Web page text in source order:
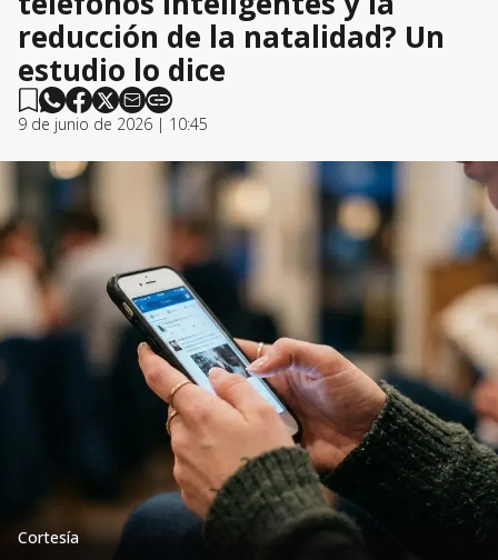
reducción de la natalidad? Un
estudio lo dice
9 de junio de 2026 | 10:45
Cortesía